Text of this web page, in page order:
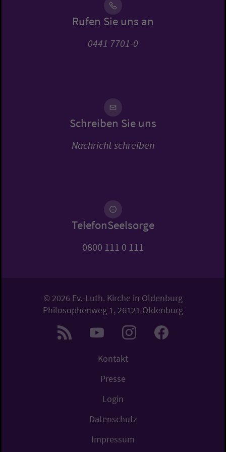
Rufen Sie uns an
0441 7701-0
Schreiben Sie uns
Nachricht schreiben
TelefonSeelsorge
0800 111 0 111
© 2026 Ev.-Luth. Kirche in Oldenburg
Philosophenweg 1, 26121 Oldenburg
Kontakt
Presse
Login
Datenschutz
Impressum